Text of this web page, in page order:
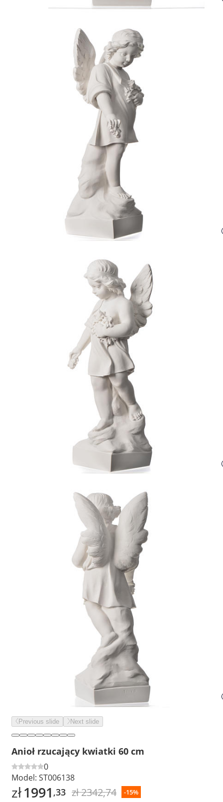
Previous slide Next slide
Anioł rzucający kwiatki 60 cm
0
Model: ST006138
zł1991 ,33 zł 2342,74 -15%